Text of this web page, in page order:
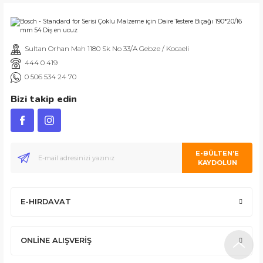
Gönder
İşlerini özen ve özveri ile yapan bir işletme. Müşteri memnuniyeti için
Ürününün arkasında olan olumlu bir site. Aynı gün ürün kargolama
Sultan Orhan Mah 1180 Sk No 33/A Gebze / Kocaeli
444 0 419
0 506 534 24 70
Bizi takip edin
E-BÜLTEN’E
KAYDOLUN
E-HIRDAVAT
ONLİNE ALIŞVERİŞ